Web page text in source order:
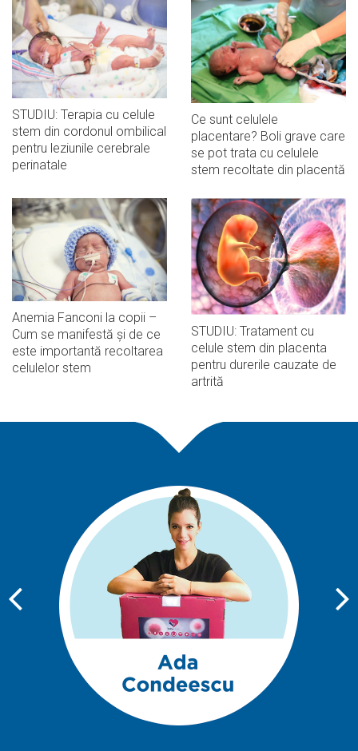
STUDIU: Terapia cu celule
stem din cordonul ombilical
pentru leziunile cerebrale
perinatale
Ce sunt celulele
placentare? Boli grave care
se pot trata cu celulele
stem recoltate din placentă
Anemia Fanconi la copii –
Cum se manifestă și de ce
este importantă recoltarea
celulelor stem
STUDIU: Tratament cu
celule stem din placenta
pentru durerile cauzate de
artrită